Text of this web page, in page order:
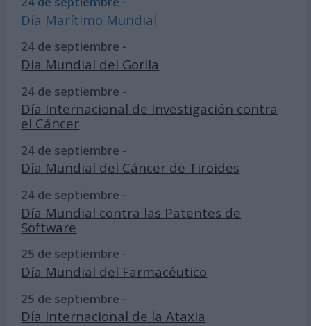
Día Marítimo Mundial
24 de septiembre -
Día Mundial del Gorila
24 de septiembre -
Día Internacional de Investigación contra
el Cáncer
24 de septiembre -
Día Mundial del Cáncer de Tiroides
24 de septiembre -
Día Mundial contra las Patentes de
Software
25 de septiembre -
Día Mundial del Farmacéutico
25 de septiembre -
Día Internacional de la Ataxia